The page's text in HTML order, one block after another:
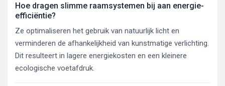
Hoe dragen slimme raamsystemen bij aan energie-
efficiëntie?
Ze optimaliseren het gebruik van natuurlijk licht en
verminderen de afhankelijkheid van kunstmatige verlichting.
Dit resulteert in lagere energiekosten en een kleinere
ecologische voetafdruk.